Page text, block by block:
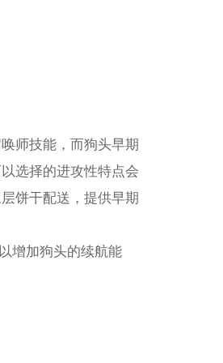
师技能，而狗头早期
选择的进攻性特点会
饼干配送，提供早期
增加狗头的续航能